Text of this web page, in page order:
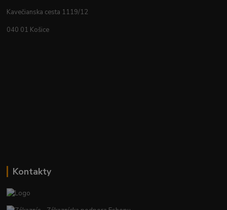
Kavečianska cesta 1119/12
040 01 Košice
Kontakty